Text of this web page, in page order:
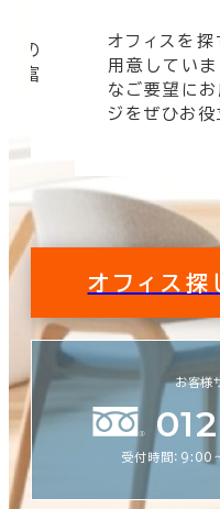
の
豊富
オフィスを
用意してい
なご要望に
ジをぜひお役
オフィス探
お客様
受付時間：9:00